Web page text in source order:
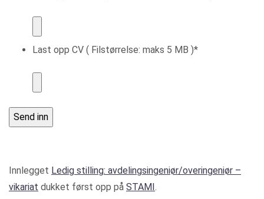
Last opp CV ( Filstørrelse: maks 5 MB )*
Innlegget Ledig stilling: avdelingsingeniør/overingeniør –
vikariat dukket først opp på STAMI.